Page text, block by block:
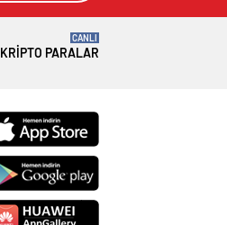
KRIPTO PARALAR
CANLI